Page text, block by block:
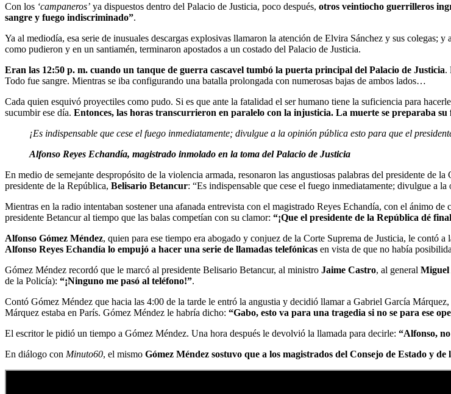
Con los ‘campaneros’ ya dispuestos dentro del Palacio de Justicia, poco después, otros veintiocho guerrilleros
sangre y fuego indiscriminado”.
Ya al mediodía, esa serie de inusuales descargas explosivas llamaron la atención de Elvira Sánchez y sus colegas;
como pudieron y en un santiamén, terminaron apostados a un costado del Palacio de Justicia.
Eran las 12:50 p. m. cuando un tanque de guerra cascavel tumbó la puerta principal del Palacio de Justicia.
Todo fue sangre. Mientras se iba configurando una batalla prolongada con numerosas bajas de ambos lados…
Cada quien esquivó proyectiles como pudo. Si es que ante la fatalidad el ser humano tiene la suficiencia para
sucumbir ese día. Entonces, las horas transcurrieron en paralelo con la injusticia. La muerte se preparaba su
¡Es indispensable que cese el fuego inmediatamente; divulgue a la opinión pública esto para que el
Alfonso Reyes Echandía, magistrado inmolado en la toma del Palacio de Justicia
En medio de semejante despropósito de la violencia armada, resonaron las angustiosas palabras del presidente de la
presidente de la República, Belisario Betancur: “Es indispensable que cese el fuego inmediatamente; divulgue a
Mientras en la radio intentaban sostener una afanada entrevista con el magistrado Reyes Echandía, con el ánimo
presidente Betancur al tiempo que las balas competían con su clamor: “¡Que el presidente de la República dé
Alfonso Gómez Méndez, quien para ese tiempo era abogado y conjuez de la Corte Suprema de Justicia, le contó
Alfonso Reyes Echandía lo empujó a hacer una serie de llamadas telefónicas en vista de que no había
Gómez Méndez recordó que le marcó al presidente Belisario Betancur, al ministro Jaime Castro, al general
de la Policía): “¡Ninguno me pasó al teléfono!”.
Contó Gómez Méndez que hacia las 4:00 de la tarde le entró la angustia y decidió llamar a Gabriel García
Márquez estaba en París. Gómez Méndez le habría dicho: “Gabo, esto va para una tragedia si no se para ese
El escritor le pidió un tiempo a Gómez Méndez. Una hora después le devolvió la llamada para decirle: “Alfonso,
En diálogo con Minuto60, el mismo Gómez Méndez sostuvo que a los magistrados del Consejo de Estado y